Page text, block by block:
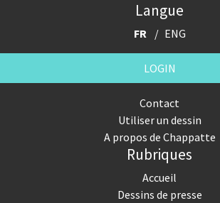
Langue
FR ENG
LOGIN
Contact
Utiliser un dessin
A propos de Chappatte
Rubriques
Accueil
Dessins de presse